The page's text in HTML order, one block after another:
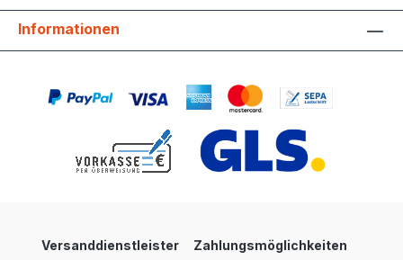
Informationen
Versanddienstleister Zahlungsmöglichkeiten